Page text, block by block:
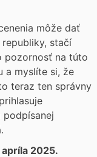
môže dať
stačí
pozornosť na túto
a myslíte si, že
teraz ten správny
2025.